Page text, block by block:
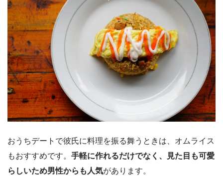
おうちデートで彼氏に料理を振る舞うときは、オムライス
もおすすめです。 手軽に作れるだけでなく、見た目も可愛
らしいため男性からも人気があります。